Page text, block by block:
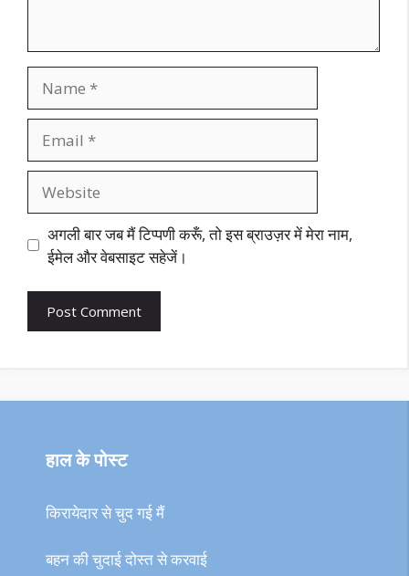
अगली बार जब मैं टिप्पणी करूँ, तो इस ब्राउज़र में मेरा नाम,
ईमेल और वेबसाइट सहेजें।
हाल के पोस्ट
किरायेदार से चुद गई मैं
बहन की चुदाई दोस्त से करवाई